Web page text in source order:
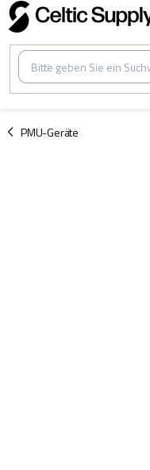
Zum
Inhalt
springen
PMU-Geräte
/